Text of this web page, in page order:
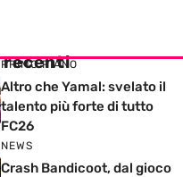
PRIMO PIANO
Altro che Yamal: svelato il
talento più forte di tutto
FC26
NEWS
Crash Bandicoot, dal gioco